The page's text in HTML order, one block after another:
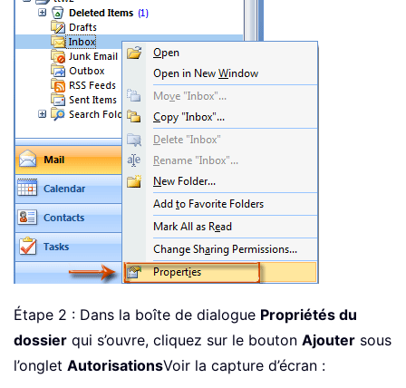
Étape 2 : Dans la boîte de dialogue Propriétés du
dossier qui s’ouvre, cliquez sur le bouton Ajouter sous
l’onglet AutorisationsVoir la capture d’écran :